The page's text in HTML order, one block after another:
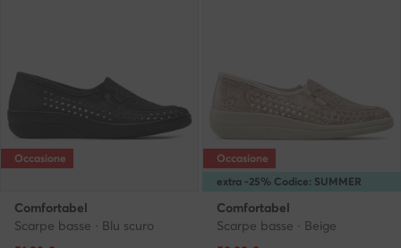
Occasione
Comfortabel
Scarpe basse · Blu scuro
extra -25% Codice: SUMMER
Occasione
Comfortabel
Scarpe basse · Beige